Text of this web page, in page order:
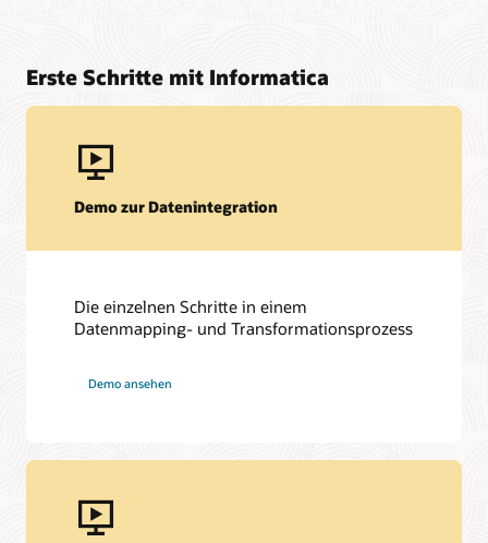
Erste Schritte mit Informatica
Demo zur Datenintegration
Die einzelnen Schritte in einem
Datenmapping- und Transformationsprozess
Demo ansehen